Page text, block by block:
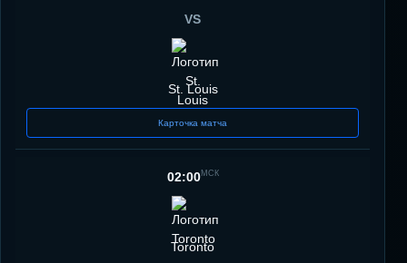
VS
St. Louis
Карточка матча
02:00МСК
Toronto